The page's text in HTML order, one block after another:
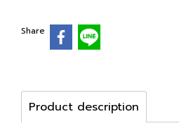
Share
Product description